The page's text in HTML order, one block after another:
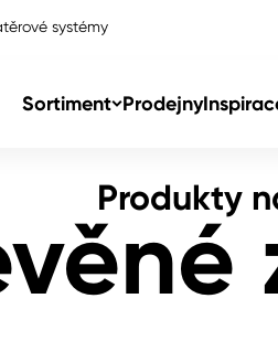
systémy
Sortiment Prodejny
Produkty